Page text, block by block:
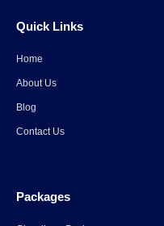
Quick Links
Home
About Us
Blog
Contact Us
Packages